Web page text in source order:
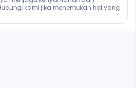
kami jika menemukan hal yang